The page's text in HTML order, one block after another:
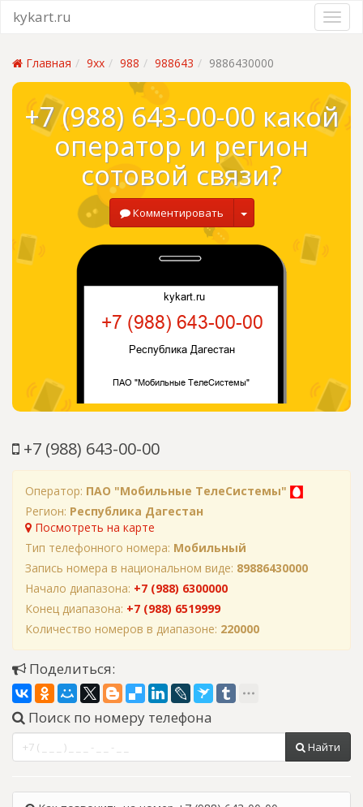
kykart.ru
Главная 9xx 988 988643 9886430000
+7 (988) 643-00-00 какой
оператор и регион
сотовой связи?
Комментировать
+7 (988) 643-00-00
Оператор: ПАО "Мобильные ТелеСистемы"
Регион: Республика Дагестан
Посмотреть на карте
Тип телефонного номера: Мобильный
Запись номера в национальном виде: 89886430000
Начало диапазона: +7 (988) 6300000
Конец диапазона: +7 (988) 6519999
Количество номеров в диапазоне: 220000
Поделиться:
Поиск по номеру телефона
Найти